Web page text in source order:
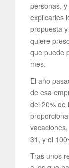
personas,
explicarles
propuesta
quiere
que puede
mes.
El año
de esa
del 20% de
31, y el
Tras unos